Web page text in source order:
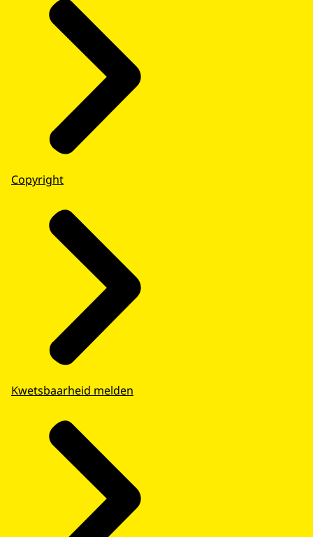
Copyright
Kwetsbaarheid melden